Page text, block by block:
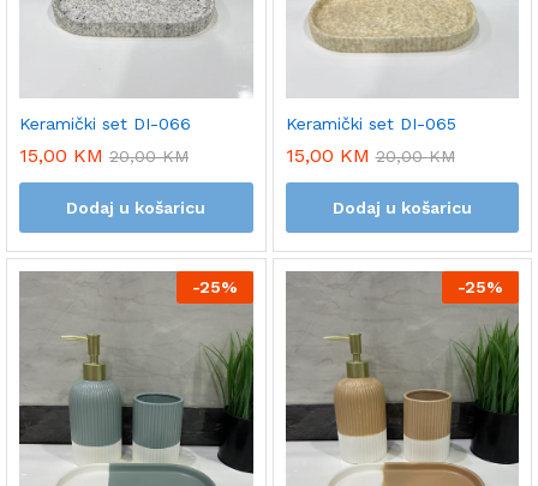
Keramički set DI-066
15,00 KM 20,00KM
Dodaj u košaricu
Keramički set DI-065
15,00 KM 20,00KM
Dodaj u košaricu
-25% -25%